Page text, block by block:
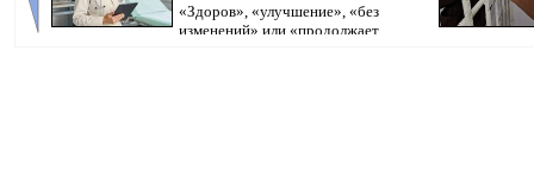
«Здоров», «улучшение», «без
изменений» или «продолжает